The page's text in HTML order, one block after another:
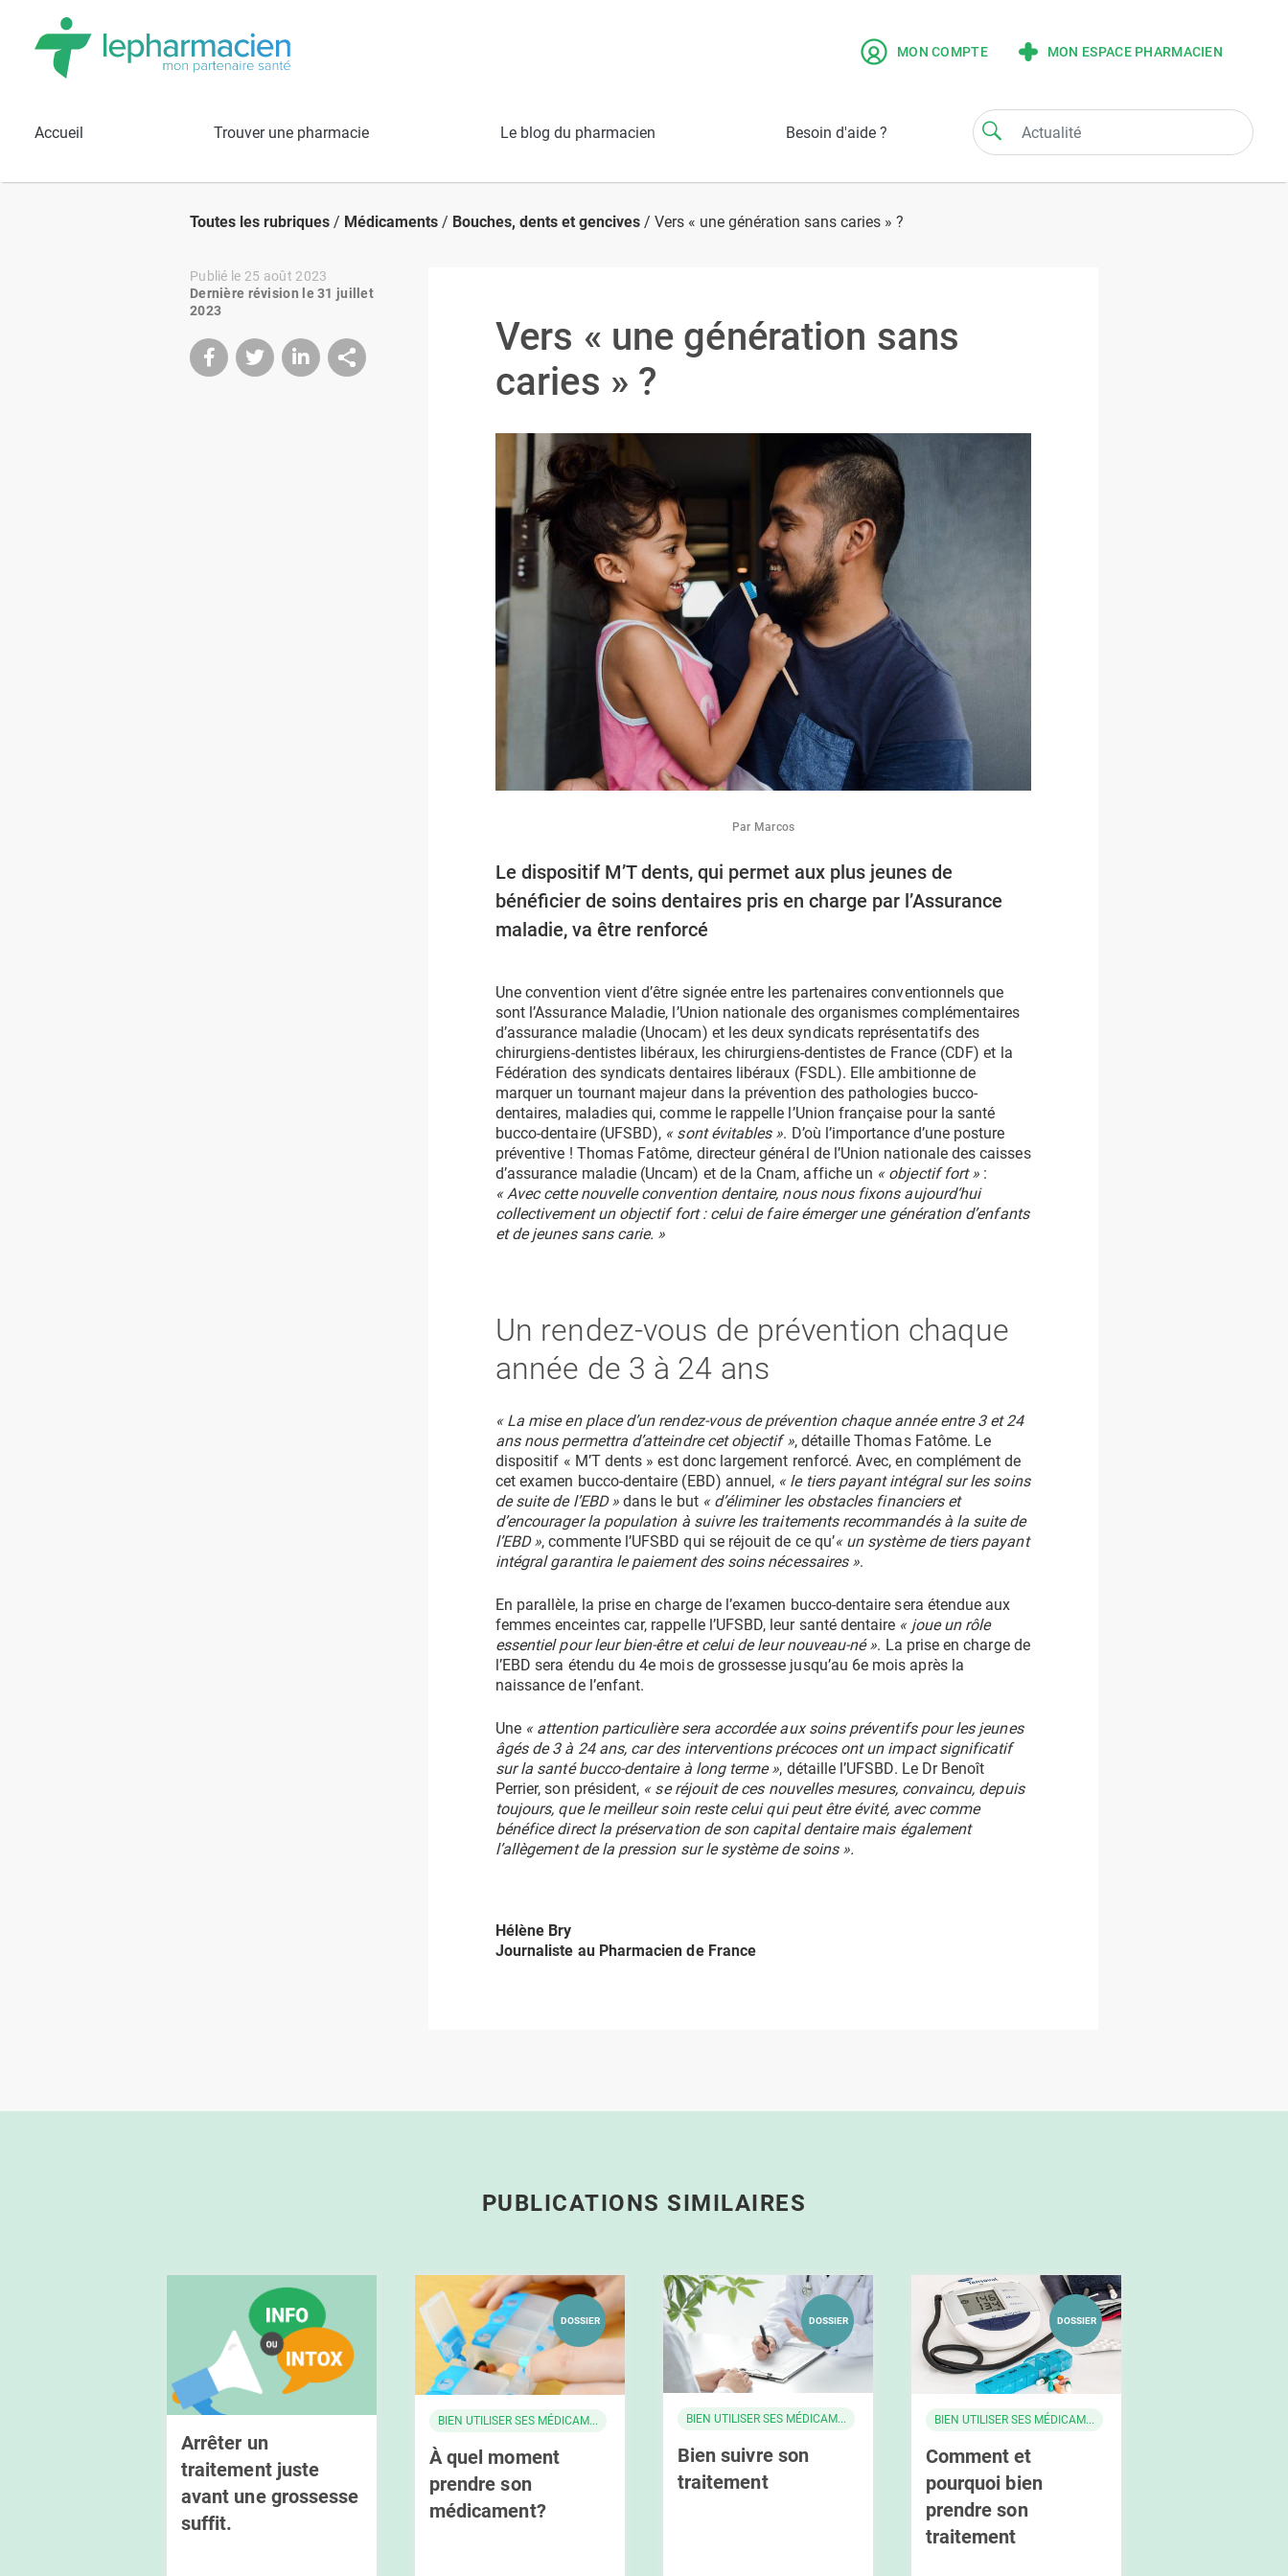
MON COMPTE MON ESPACE PHARMACIEN
Accueil Trouver une pharmacie Le blog du pharmacien Besoin d'aide ?
Toutes les rubriques / Médicaments / Bouches, dents et gencives / Vers « une génération sans caries » ?
Publié le 25 août 2023
Dernière révision le 31 juillet
2023
Vers « une génération sans
caries » ?
Par Marcos
Le dispositif M’T dents, qui permet aux plus jeunes de
bénéficier de soins dentaires pris en charge par l’Assurance
maladie, va être renforcé
Une convention vient d’être signée entre les partenaires conventionnels que
sont l’Assurance Maladie, l’Union nationale des organismes complémentaires
d’assurance maladie (Unocam) et les deux syndicats représentatifs des
chirurgiens-dentistes libéraux, les chirurgiens-dentistes de France (CDF) et la
Fédération des syndicats dentaires libéraux (FSDL). Elle ambitionne de
marquer un tournant majeur dans la prévention des pathologies bucco-
dentaires, maladies qui, comme le rappelle l’Union française pour la santé
bucco-dentaire (UFSBD), « sont évitables ». D’où l’importance d’une posture
préventive ! Thomas Fatôme, directeur général de l’Union nationale des caisses
d’assurance maladie (Uncam) et de la Cnam, affiche un « objectif fort » :
« Avec cette nouvelle convention dentaire, nous nous fixons aujourd‘hui
collectivement un objectif fort : celui de faire émerger une génération d’enfants
et de jeunes sans carie. »
Un rendez-vous de prévention chaque
année de 3 à 24 ans
« La mise en place d’un rendez-vous de prévention chaque année entre 3 et 24
ans nous permettra d’atteindre cet objectif », détaille Thomas Fatôme. Le
dispositif « M’T dents » est donc largement renforcé. Avec, en complément de
cet examen bucco-dentaire (EBD) annuel, « le tiers payant intégral sur les soins
de suite de l’EBD » dans le but « d’éliminer les obstacles financiers et
d’encourager la population à suivre les traitements recommandés à la suite de
l’EBD », commente l’UFSBD qui se réjouit de ce qu’« un système de tiers payant
intégral garantira le paiement des soins nécessaires ».
En parallèle, la prise en charge de l’examen bucco-dentaire sera étendue aux
femmes enceintes car, rappelle l’UFSBD, leur santé dentaire « joue un rôle
essentiel pour leur bien-être et celui de leur nouveau-né ». La prise en charge de
l’EBD sera étendu du 4e mois de grossesse jusqu’au 6e mois après la
naissance de l’enfant.
Une « attention particulière sera accordée aux soins préventifs pour les jeunes
âgés de 3 à 24 ans, car des interventions précoces ont un impact significatif
sur la santé bucco-dentaire à long terme », détaille l’UFSBD. Le Dr Benoît
Perrier, son président, « se réjouit de ces nouvelles mesures, convaincu, depuis
toujours, que le meilleur soin reste celui qui peut être évité, avec comme
bénéfice direct la préservation de son capital dentaire mais également
l’allègement de la pression sur le système de soins ».
Hélène Bry
Journaliste au Pharmacien de France
PUBLICATIONS SIMILAIRES
Arrêter un
traitement juste
avant une grossesse
suffit.
DOSSIER
BIEN UTILISER SES MÉDICAM...
À quel moment
prendre son
médicament?
DOSSIER
BIEN UTILISER SES MÉDICAM...
Bien suivre son
traitement
DOSSIER
BIEN UTILISER SES MÉDICAM...
Comment et
pourquoi bien
prendre son
traitement